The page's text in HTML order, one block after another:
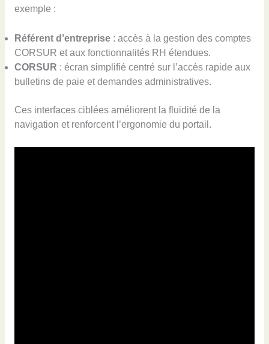
exemple :
Référent d’entreprise: accès à la gestion des comptes
CORSUR et aux fonctionnalités RH étendues.
CORSUR : écran simplifié centré sur l’accès rapide aux
bulletins de paie et demandes administratives.
Ces interfaces ciblées améliorent la fluidité de la
navigation et renforcent l’ergonomie du portail.